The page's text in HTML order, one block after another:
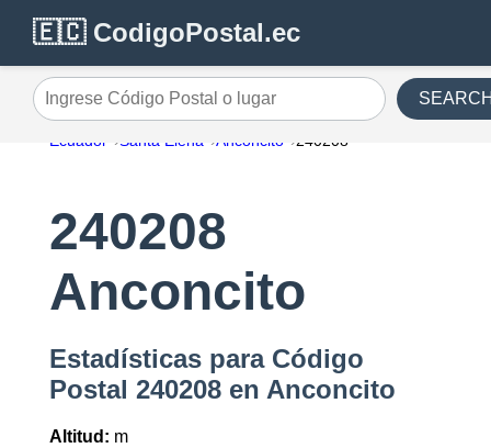
🇪🇨 CodigoPostal.ec
Ingrese Código Postal o lugar
Ecuador Santa Elena Anconcito 240208
240208
Anconcito
Estadísticas para Código
Postal 240208 en Anconcito
Altitud: m